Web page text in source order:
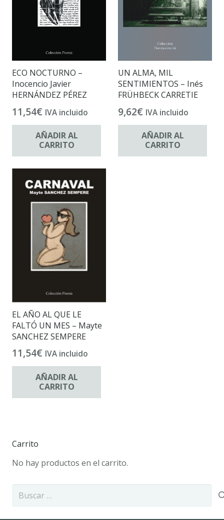
ECO NOCTURNO –
Inocencio Javier
HERNÁNDEZ PÉREZ
11,54€ IVA incluido
AÑADIR AL
CARRITO
UN ALMA, MIL
SENTIMIENTOS – Inés
FRÜHBECK CARRETIE
9,62€ IVA incluido
AÑADIR AL
CARRITO
EL AÑO AL QUE LE
FALTÓ UN MES – Mayte
SANCHEZ SEMPERE
11,54€ IVA incluido
AÑADIR AL
CARRITO
Carrito
No hay productos en el carrito.
Buscar: